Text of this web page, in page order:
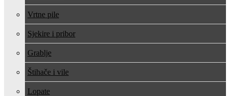
Vrtne pile
Sjekire i pribor
Grablje
Štihače i vile
Lopate